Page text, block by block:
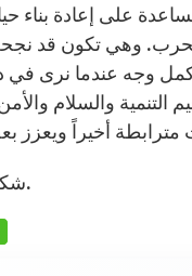
على إعادة بناء
وهي تكون قد
وجه عندما نرى في
التنمية والسلام
شكراً السيد الرئيس.